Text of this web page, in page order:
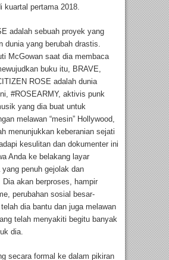
kuartal pertama 2018.
adalah sebuah proyek yang
dunia yang berubah drastis.
McGowan saat dia membaca
buku itu, BRAVE,
ROSE adalah dunia
#ROSEARMY, aktivis punk
yang dia buat untuk
melawan “mesin” Hollywood,
menunjukkan keberanian sejati
kesulitan dan dokumenter ini
Anda ke belakang layar
yang penuh gejolak dan
Dia akan berproses, hampir
perubahan sosial besar-
dia bantu dan juga melawan
telah menyakiti begitu banyak
dia.
secara formal ke dalam pikiran